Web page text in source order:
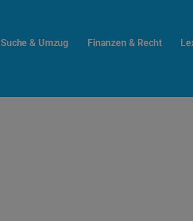
Suche & Umzug Finanzen & Recht